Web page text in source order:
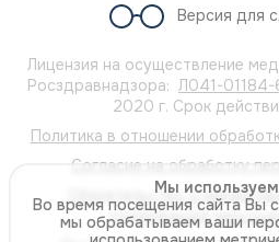
Версия для
Лицензия на осуществление
Росздравнадзора: Л041-
2020 г. Срок
Политика в отношении
Согласие на обработку
Обязательство о
содержащей
Мы
Во время посещения сайта Вы
мы обрабатываем ваши